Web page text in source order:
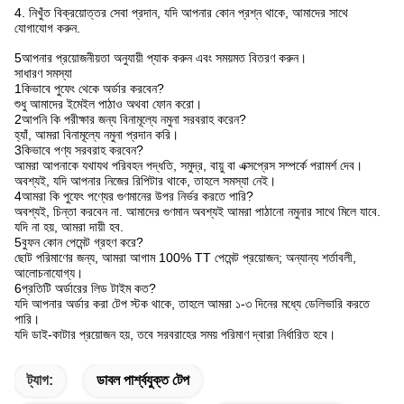
4. নিখুঁত বিক্রয়োত্তর সেবা প্রদান, যদি আপনার কোন প্রশ্ন থাকে, আমাদের সাথে
যোগাযোগ করুন.
5আপনার প্রয়োজনীয়তা অনুযায়ী প্যাক করুন এবং সময়মত বিতরণ করুন।
সাধারণ সমস্যা
1কিভাবে পুফেং থেকে অর্ডার করবেন?
শুধু আমাদের ইমেইল পাঠাও অথবা ফোন করো।
2আপনি কি পরীক্ষার জন্য বিনামূল্যে নমুনা সরবরাহ করেন?
হ্যাঁ, আমরা বিনামূল্যে নমুনা প্রদান করি।
3কিভাবে পণ্য সরবরাহ করবেন?
আমরা আপনাকে যথাযথ পরিবহন পদ্ধতি, সমুদ্র, বায়ু বা এক্সপ্রেস সম্পর্কে পরামর্শ দেব।
অবশ্যই, যদি আপনার নিজের রিপিটার থাকে, তাহলে সমস্যা নেই।
4আমরা কি পুফেং পণ্যের গুণমানের উপর নির্ভর করতে পারি?
অবশ্যই, চিন্তা করবেন না. আমাদের গুণমান অবশ্যই আমরা পাঠানো নমুনার সাথে মিলে যাবে.
যদি না হয়, আমরা দায়ী হব.
5বুফন কোন পেমেন্ট গ্রহণ করে?
ছোট পরিমাণের জন্য, আমরা আগাম 100% TT পেমেন্ট প্রয়োজন; অন্যান্য শর্তাবলী,
আলোচনাযোগ্য।
6প্রতিটি অর্ডারের লিড টাইম কত?
যদি আপনার অর্ডার করা টেপ স্টক থাকে, তাহলে আমরা ১-৩ দিনের মধ্যে ডেলিভারি করতে
পারি।
যদি ডাই-কাটার প্রয়োজন হয়, তবে সরবরাহের সময় পরিমাণ দ্বারা নির্ধারিত হবে।
ট্যাগ: ডাবল পার্শ্বযুক্ত টেপ